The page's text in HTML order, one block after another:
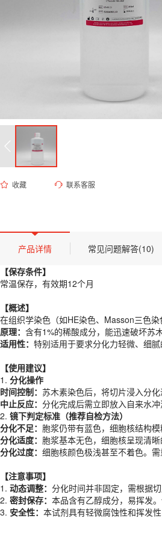
收藏 联系客服
产品描述
【保存条件】
常温保存，有效期12个月
【概述】
原理：含有1%的稀酸成分，能迅速破坏苏
适用性：特别适用于要求分化力轻微、细
【使用建议】
时间控制：苏木素染色后，将切片浸入分化
中止反应：分化完成后需立即放入自来水
2.镜下判定标准（推荐自检方法）
分化不足： 胞浆仍带有蓝色，细胞核结构
分化适度：胞浆基本无色，细胞核呈现清
分化过度： 细胞核颜色极浅甚至不着色。
【注意事项】
动态调整：
2.密封保存：
3. 安全性：本试剂具有轻微腐蚀性和挥发
产品规格
货期
现货
产品详情 常见问题解答(10)
【保存条件】
常温保存，有效期12个月
【概述】
在组织学染色（如HE染色、Masson三色
原理： 含有1%的稀酸成分，能迅速破坏苏
适用性： 特别适用于要求分化力轻微、细
【使用建议】
1. 分化操作
时间控制： 苏木素染色后，将切片浸入分化
中止反应： 分化完成后需立即放入自来水
2. 镜下判定标准（推荐自检方法）
分化不足： 胞浆仍带有蓝色，细胞核结构
分化适度： 胞浆基本无色，细胞核呈现清
分化过度： 细胞核颜色极浅甚至不着色。需
【注意事项】
1. 动态调整： 分化时间并非固定，需根据
2. 密封保存： 本品含有乙醇成分，易挥发
3. 安全性： 本试剂具有轻微腐蚀性和挥发